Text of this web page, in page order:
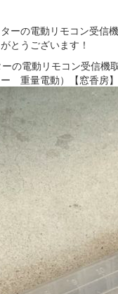
ーの電動リモコン受信
とうございます！